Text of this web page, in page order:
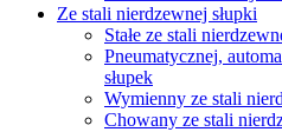
Ze stali nierdzewnej słupki
Stałe ze stali
Pneumatycznej,
słupek
Wymienny ze stali
Chowany ze stali